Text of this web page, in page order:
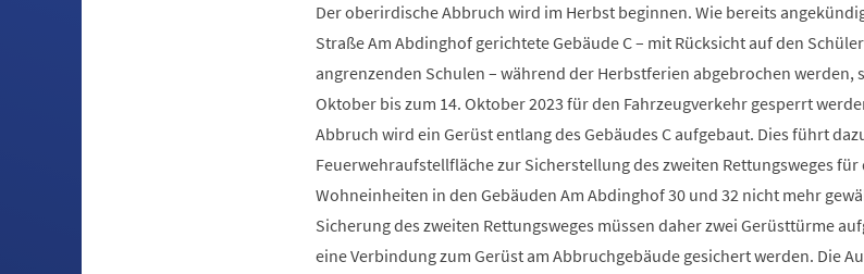
Der oberirdische Abbruch wird im Herbst beginnen. Wie bereits
Straße Am Abdinghof gerichtete Gebäude C – mit Rücksicht auf den
angrenzenden Schulen – während der Herbstferien abgebrochen werden,
Oktober bis zum 14. Oktober 2023 für den Fahrzeugverkehr gesperrt
Abbruch wird ein Gerüst entlang des Gebäudes C aufgebaut. Dies führt
Feuerwehraufstellfläche zur Sicherstellung des zweiten Rettungsweges für
Wohneinheiten in den Gebäuden Am Abdinghof 30 und 32 nicht mehr
Sicherung des zweiten Rettungsweges müssen daher zwei Gerüsttürme
eine Verbindung zum Gerüst am Abbruchgebäude gesichert werden. Die